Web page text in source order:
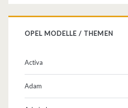
OPEL MODELLE / THEMEN
Activa
Adam